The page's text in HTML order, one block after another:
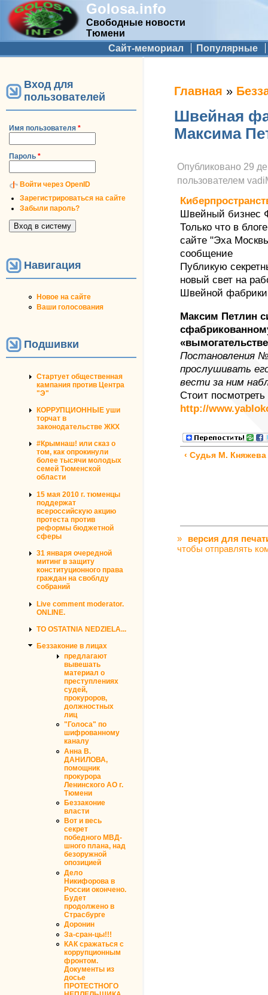
Golosa.info
Свободные новости
Тюмени
Дополнительное меню
Сайт-мемориал Популярные
Вход для
пользователей
Имя пользователя *
Пароль *
Войти через OpenID
Зарегистрироваться на сайте
Забыли пароль?
Навигация
Новое на сайте
Ваши голосования
Подшивки
Стартует общественная
кампания против Центра
"Э"
КОРРУПЦИОННЫЕ уши
торчат в
законодательстве ЖКХ
#Крымнаш! или сказ о
том, как опрокинули
более тысячи молодых
семей Тюменской
области
15 мая 2010 г. тюменцы
поддержат
всероссийскую акцию
протеста против
реформы бюджетной
сферы
31 января очередной
митинг в защиту
конституционного права
граждан на своблду
собраний
Live comment moderator.
ONLINE.
TO OSTATNIA NEDZIELA...
Беззаконие в лицах
предлагают
вывешать
материал о
преступлениях
судей,
прокуроров,
должностных
лиц
"Голоса" по
шифрованному
каналу
Анна В.
ДАНИЛОВА,
помощник
прокурора
Ленинского АО г.
Тюмени
Беззаконие
власти
Вот и весь
секрет
победного МВД-
шного плана, над
безоружной
опозицией
Дело
Никифорова в
России окончено.
Будет
продолжено в
Страсбурге
Доронин
За-сран-цы!!!
КАК сражаться с
коррупционным
фронтом.
Документы из
досье
ПРОТЕСТНОГО
Вы здесь
Главная »
Швейная
Максима
Опубликовано 29
пользователем
Швейный бизнес
Только что в
сайте "Эха
сообщение
Публикую
новый свет на
Швейной
Максим Петлин
Постановления
прослушивать
вести за ним
Стоит
http://
‹ Судья М. Княжева
»
версия для
чтобы отправлять